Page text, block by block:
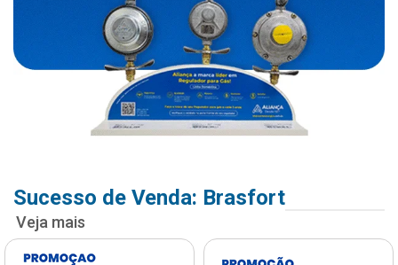
Sucesso de Venda: Brasfort
Veja mais